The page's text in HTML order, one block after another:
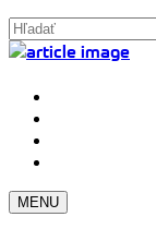
MENU